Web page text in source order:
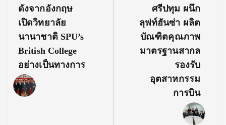
ดังจากอังกฤษ
เปิดวิทยาลัย
นานาชาติ SPU’s
British College
อย่างเป็นทางการ
ศรีปทุม ผนึก
ลุฟท์ฮันซ่า ผลิต
บัณฑิตคุณภาพ
มาตรฐานสากล
รองรับ
อุตสาหกรรม
การบิน